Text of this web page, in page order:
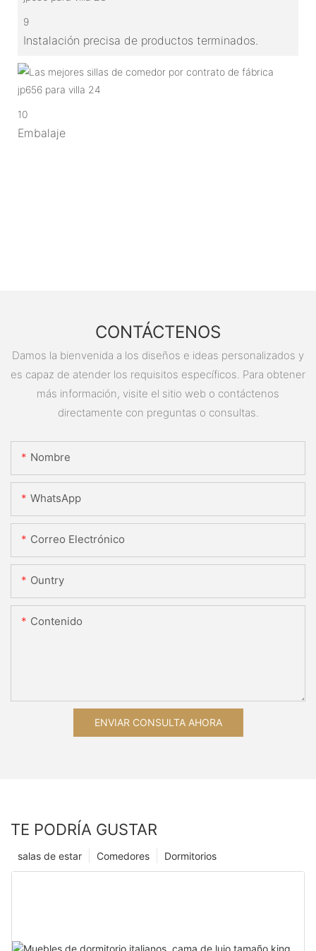
9
Instalación precisa de productos terminados.
10
Embalaje
CONTÁCTENOS
Damos la bienvenida a los diseños e ideas personalizados y
es capaz de atender los requisitos específicos. Para obtener
más información, visite el sitio web o contáctenos
directamente con preguntas o consultas.
Nombre
WhatsApp
Correo Electrónico
Ountry
Contenido
ENVIAR CONSULTA AHORA
TE PODRÍA GUSTAR
Dormitorios
Comedores
salas de estar